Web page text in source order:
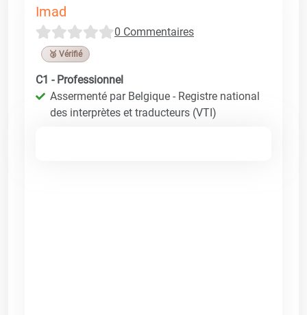
Imad
0 Commentaires
🥉 Vérifié
C1 - Professionnel
Assermenté par Belgique - Registre national
des interprètes et traducteurs (VTI)